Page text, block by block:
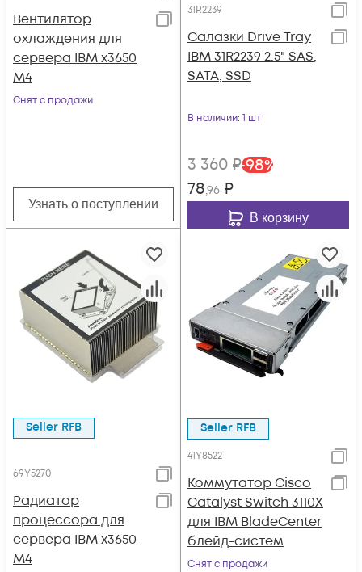
Вентилятор
охлаждения для
сервера IBM x3650
M4
Снят с продажи
Узнать о поступлении
31R2239
Салазки Drive Tray
IBM 31R2239 2.5" SAS,
SATA, SSD
В наличии: 1 шт
3 360 ₽-98%
78,96 ₽
В корзину
Seller RFB
69Y5270
Радиатор
процессора для
сервера IBM x3650
M4
Seller RFB
41Y8522
Коммутатор Cisco
Catalyst Switch 3110X
для IBM BladeCenter
блейд-систем
Снят с продажи